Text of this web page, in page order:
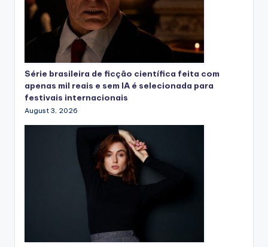
Série brasileira de ficção científica feita com
apenas mil reais e sem IA é selecionada para
festivais internacionais
August 3, 2026